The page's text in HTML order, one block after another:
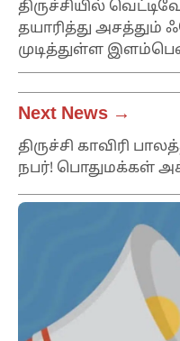
திருச்சியில்
தயாரித்து
முடித்துள்ள
Next News →
திருச்சி காவிரி
நபர்! பொதுமக்கள்